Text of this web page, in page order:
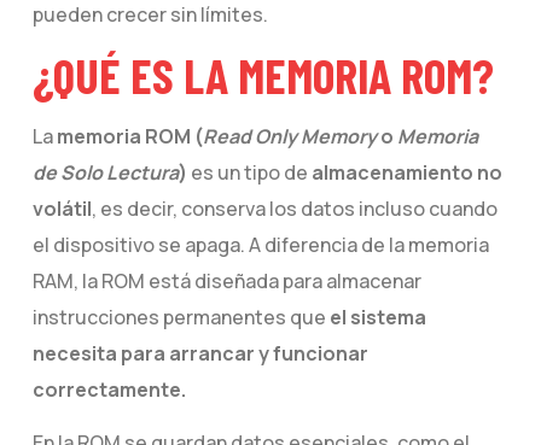
pueden crecer sin límites.
¿QUÉ ES LA MEMORIA ROM?
Lamemoria ROM (Read Only Memoryo Memoria
de Solo Lectura) es un tipo de almacenamiento no
volátil, es decir, conserva los datos incluso cuando
el dispositivo se apaga. A diferencia de la memoria
RAM, la ROM está diseñada para almacenar
instrucciones permanentes que el sistema
necesita para arrancar y funcionar
correctamente.